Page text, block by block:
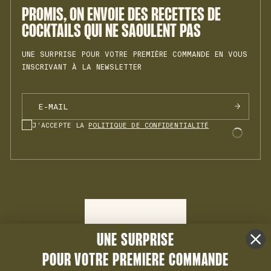
PROMIS, ON ENVOIE DES RECETTES DE
COCKTAILS QUI NE SAOULENT PAS
UNE SURPRISE POUR VOTRE PREMIÈRE COMMANDE EN VOUS
INSCRIVANT À LA NEWSLETTER
J'ACCEPTE LA POLITIQUE DE CONFIDENTIALITÉ
VRMH N°1
MENTIONS LÉGALES
UNE SURPRISE
POUR VOTRE PREMIERE COMMANDE